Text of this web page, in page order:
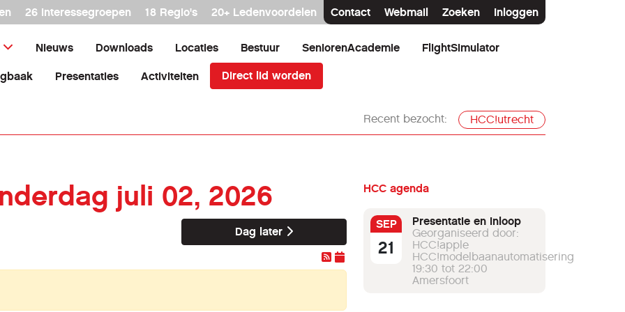
26 interessegroepen 18 Regio's 20+ Ledenvoordelen Contact Webmail Zoeken Inloggen
Nieuws Downloads Locaties Bestuur SeniorenAcademie FlightSimulator
Presentaties Activiteiten Direct lid worden
Recent bezocht: HCC!utrecht
juli 02, 2026
Dag later
HCC agenda
SEP
21
Presentatie en inloop
Georganiseerd door:
HCC!apple
HCC!modelbaanautomatisering
19:30 tot 22:00
Amersfoort